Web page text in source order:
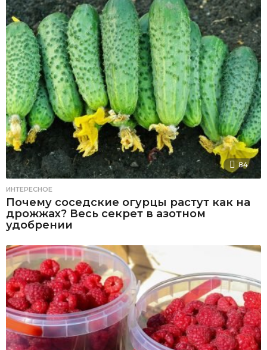
84
ИНТЕРЕСНОЕ
Почему соседские огурцы растут как на
дрожжах? Весь секрет в азотном
удобрении